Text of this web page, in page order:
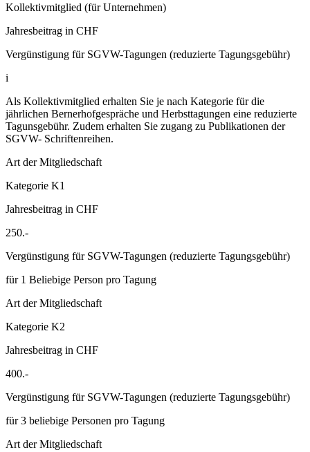
Kollektivmitglied (für Unternehmen)
Jahresbeitrag in CHF
Vergünstigung für SGVW-Tagungen (reduzierte Tagungsgebühr)
i
Als Kollektivmitglied erhalten Sie je nach Kategorie für die
jährlichen Bernerhofgespräche und Herbsttagungen eine reduzierte
Tagunsgebühr. Zudem erhalten Sie zugang zu Publikationen der
SGVW- Schriftenreihen.
Art der Mitgliedschaft
Kategorie K1
Jahresbeitrag in CHF
250.-
Vergünstigung für SGVW-Tagungen (reduzierte Tagungsgebühr)
für 1 Beliebige Person pro Tagung
Art der Mitgliedschaft
Kategorie K2
Jahresbeitrag in CHF
400.-
Vergünstigung für SGVW-Tagungen (reduzierte Tagungsgebühr)
für 3 beliebige Personen pro Tagung
Art der Mitgliedschaft